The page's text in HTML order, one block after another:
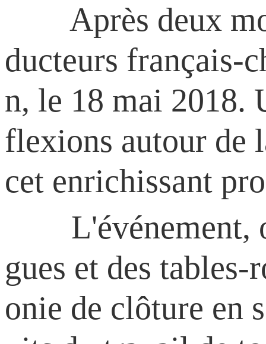
Après deux
ducteurs français-
n, le 18 mai 2018.
flexions autour de
cet enrichissant
L'événement,
gues et des
onie de clôture en